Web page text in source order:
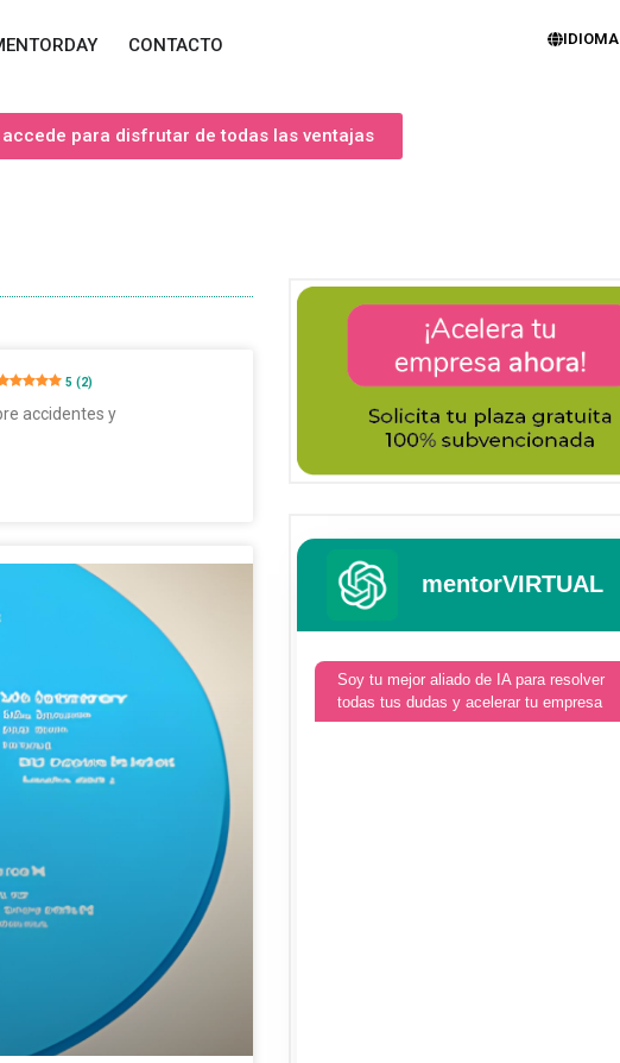
CONTACTO IDIOMA
para disfrutar de todas las ventajas
5 (2)
accidentes y
mentorVIRTUAL
Soy tu mejor aliado de IA para resolver
todas tus dudas y acelerar tu empresa